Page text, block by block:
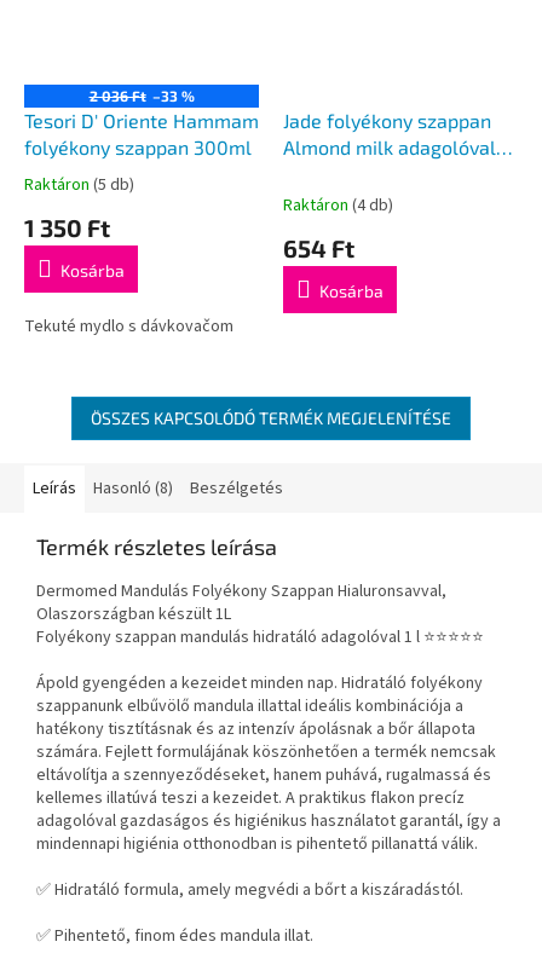
2 036 Ft –33 %
Tesori D' Oriente Hammam
folyékony szappan 300ml
A
átlagos
értékelése
5,0
Raktáron (5 db)
1 350 Ft
Kosárba
Tekuté mydlo s dávkovačom
Jade folyékony szappan
Almond milk adagolóval
Raktáron (4 db)
654 Ft
Kosárba
ÖSSZES KAPCSOLÓDÓ TERMÉK MEGJELENÍTÉSE
Leírás Hasonló (8) Beszélgetés
Termék részletes leírása
Dermomed Mandulás Folyékony Szappan Hialuronsavval,
Olaszországban készült 1L
Folyékony szappan mandulás hidratáló adagolóval 1 l ⭐⭐⭐⭐⭐
Ápold gyengéden a kezeidet minden nap. Hidratáló folyékony
szappanunk elbűvölő mandula illattal ideális kombinációja a
hatékony tisztításnak és az intenzív ápolásnak a bőr állapota
számára. Fejlett formulájának köszönhetően a termék nemcsak
eltávolítja a szennyeződéseket, hanem puhává, rugalmassá és
kellemes illatúvá teszi a kezeidet. A praktikus flakon precíz
adagolóval gazdaságos és higiénikus használatot garantál, így a
mindennapi higiénia otthonodban is pihentető pillanattá válik.
✅ Hidratáló formula, amely megvédi a bőrt a kiszáradástól.
✅ Pihentető, finom édes mandula illat.